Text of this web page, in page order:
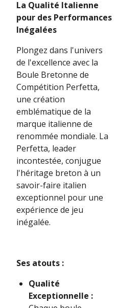
La Qualité Italienne
pour des Performances
Inégalées
Plongez dans l'univers
de l'excellence avec la
Boule Bretonne de
Compétition Perfetta,
une création
emblématique de la
marque italienne de
renommée mondiale. La
Perfetta, leader
incontestée, conjugue
l'héritage breton à un
savoir-faire italien
exceptionnel pour une
expérience de jeu
inégalée.
Ses atouts :
Qualité
Exceptionnelle :